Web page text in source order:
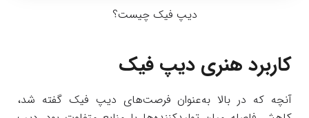
دیپ فیک چیست؟
کاربرد هنری دیپ فیک
آنچه که در بالا به‌عنوان فرصت‌های دیپ فیک گفته شد،